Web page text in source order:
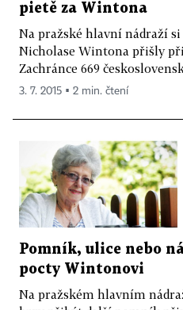
pietě za Wintona
Na pražské hlavní nádraží
Nicholase Wintona přišly
Zachránce 669
3. 7. 2015 ▪ 2 min. čtení
Pomník, ulice nebo
pocty Wintonovi
Na pražském hlavním